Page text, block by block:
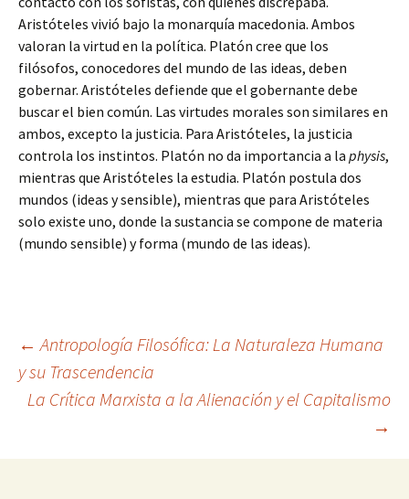
Aristóteles vivió bajo la monarquía macedonia. Ambos
valoran la virtud en la política. Platón cree que los
filósofos, conocedores del mundo de las ideas, deben
gobernar. Aristóteles defiende que el gobernante debe
buscar el bien común. Las virtudes morales son similares en
ambos, excepto la justicia. Para Aristóteles, la justicia
controla los instintos. Platón no da importancia a la physis,
mientras que Aristóteles la estudia. Platón postula dos
mundos (ideas y sensible), mientras que para Aristóteles
solo existe uno, donde la sustancia se compone de materia
(mundo sensible) y forma (mundo de las ideas).
Navegación
de
entradas
← Antropología Filosófica: La Naturaleza Humana
y su Trascendencia
La Crítica Marxista a la Alienación y el Capitalismo
→